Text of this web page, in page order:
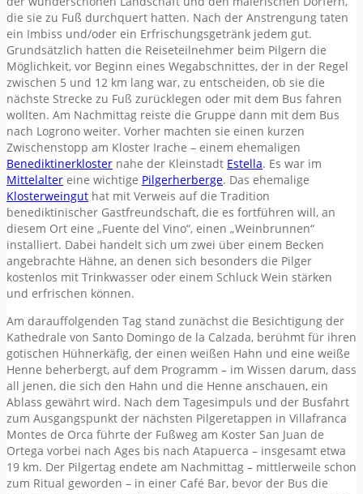
die sie zu Fuß durchquert hatten. Nach der Anstrengung taten
ein Imbiss und/oder ein Erfrischungsgetränk jedem gut.
Grundsätzlich hatten die Reiseteilnehmer beim Pilgern die
Möglichkeit, vor Beginn eines Wegabschnittes, der in der Regel
zwischen 5 und 12 km lang war, zu entscheiden, ob sie die
nächste Strecke zu Fuß zurücklegen oder mit dem Bus fahren
wollten. Am Nachmittag reiste die Gruppe dann mit dem Bus
nach Logrono weiter. Vorher machten sie einen kurzen
Zwischenstopp am Kloster Irache – einem ehemaligen
Benediktinerkloster nahe der Kleinstadt Estella. Es war im
Mittelalter eine wichtige Pilgerherberge. Das ehemalige
Klosterweingut hat mit Verweis auf die Tradition
benediktinischer Gastfreundschaft, die es fortführen will, an
diesem Ort eine „Fuente del Vino“, einen „Weinbrunnen“
installiert. Dabei handelt sich um zwei über einem Becken
angebrachte Hähne, an denen sich besonders die Pilger
kostenlos mit Trinkwasser oder einem Schluck Wein stärken
und erfrischen können.
Am darauffolgenden Tag stand zunächst die Besichtigung der
Kathedrale von Santo Domingo de la Calzada, berühmt für ihren
gotischen Hühnerkäfig, der einen weißen Hahn und eine weiße
Henne beherbergt, auf dem Programm – im Wissen darum, dass
all jenen, die sich den Hahn und die Henne anschauen, ein
Ablass gewährt wird. Nach dem Tagesimpuls und der Busfahrt
zum Ausgangspunkt der nächsten Pilgeretappen in Villafranca
Montes de Orca führte der Fußweg am Koster San Juan de
Ortega vorbei nach Ages bis nach Atapuerca – insgesamt etwa
19 km. Der Pilgertag endete am Nachmittag – mittlerweile schon
zum Ritual geworden – in einer Café Bar, bevor der Bus die